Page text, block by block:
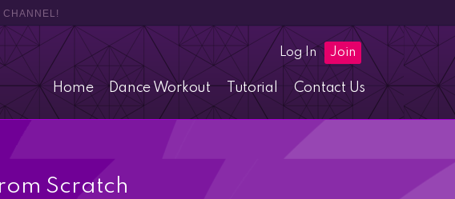
Log In Join
Home Dance Workout Tutorial Contact Us
Scratch